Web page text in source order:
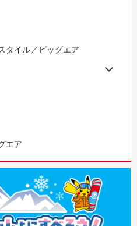
タイル／ビッグエア
エア